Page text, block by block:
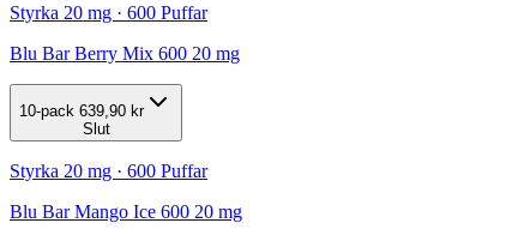
Styrka 20 mg · 600 Puffar
Blu Bar Berry Mix 600 20 mg
10-pack 639,90 kr
Slut
Styrka 20 mg · 600 Puffar
Blu Bar Mango Ice 600 20 mg